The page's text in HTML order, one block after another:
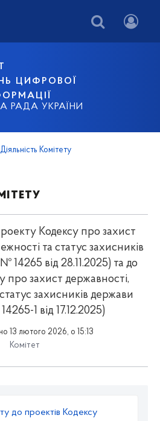
ЦИФРОВОЇ
РАДА УКРАЇНИ
Діяльність Комітету
Кодексу про захист
та статус захисників
14265 від 28.11.2025) та до
про захист державності,
захисників держави
1 від 17.12.2025)
13 лютого 2026, о 15:13
Комітет
до проектів Кодексу